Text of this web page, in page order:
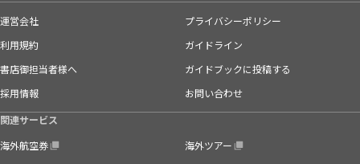
運営会社
プライバシーポリシー
利用規約
ガイドライン
書店御担当者様へ
ガイドブックに投稿する
採用情報
お問い合わせ
関連サービス
海外航空券
海外ツアー